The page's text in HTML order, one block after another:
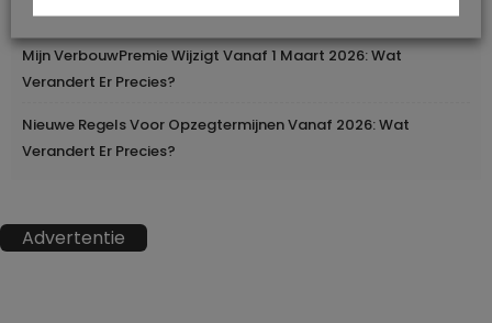
Grensoverschrijdend
Mijn VerbouwPremie Wijzigt Vanaf 1 Maart 2026: Wat
Verandert Er Precies?
Nieuwe Regels Voor Opzegtermijnen Vanaf 2026: Wat
Verandert Er Precies?
Advertentie